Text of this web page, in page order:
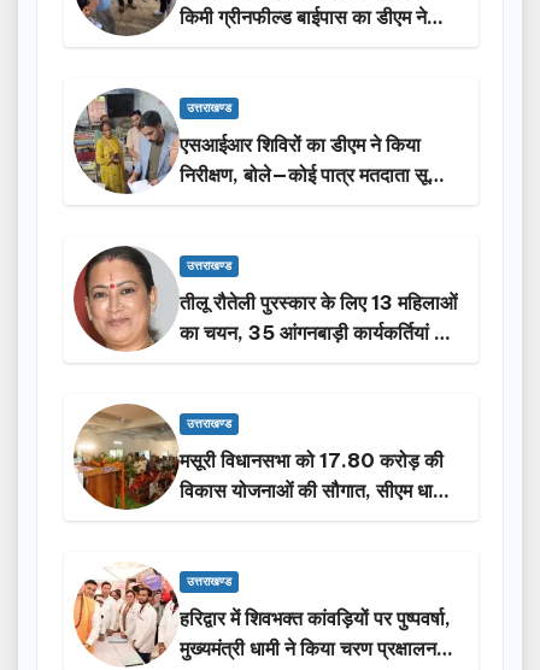
किमी ग्रीनफील्ड बाईपास का डीएम ने
किया निरीक्षण…
उत्तराखण्ड
एसआईआर शिविरों का डीएम ने किया
निरीक्षण, बोले—कोई पात्र मतदाता सूची
से न छूटे…
उत्तराखण्ड
तीलू रौतेली पुरस्कार के लिए 13 महिलाओं
का चयन, 35 आंगनबाड़ी कार्यकर्तियां भी
होंगी सम्मानित…
उत्तराखण्ड
मसूरी विधानसभा को 17.80 करोड़ की
विकास योजनाओं की सौगात, सीएम धामी
ने किया लोकार्पण-शिलान्यास.
उत्तराखण्ड
हरिद्वार में शिवभक्त कांवड़ियों पर पुष्पवर्षा,
मुख्यमंत्री धामी ने किया चरण प्रक्षालन…